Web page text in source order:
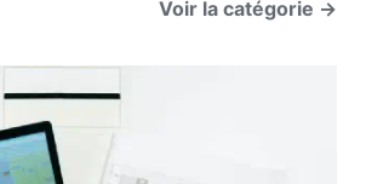
Voir la catégorie →